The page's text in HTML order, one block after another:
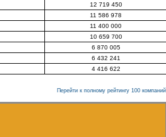
12 719 450
11 586 978
11 400 000
10 659 700
6 870 005
6 432 241
4 416 622
Перейти к полному рейтингу 100 компаний